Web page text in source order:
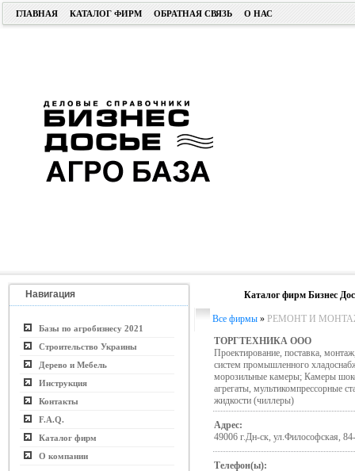
ГЛАВНАЯ КАТАЛОГ ФИРМ ОБРАТНАЯ СВЯЗЬ О НАС
Навигация
Базы по агробизнесу 2021
Строительство Украины
Дерево и Мебель
Инструкция
Контакты
F.A.Q.
Каталог фирм
О компании
Каталог фирм Бизнес
Все фирмы » РЕМОНТ И
ТОРГТЕХНИКА ООО
Проектирование, поставка,
систем промышленного
морозильные камеры; Камеры
агрегаты, мультикомпрессорные
жидкости (чиллеры)
Адрес:
49006 г.Дн-ск, ул.Философская,
Телефон(ы):